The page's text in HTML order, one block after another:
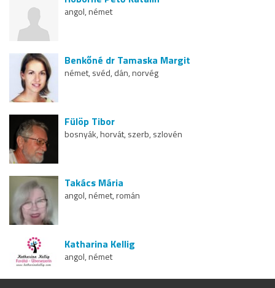
angol, német
Benkőné dr Tamaska Margit
német, svéd, dán, norvég
Fülöp Tibor
bosnyák, horvát, szerb, szlovén
Takács Mária
angol, német, román
Katharina Kellig
angol, német